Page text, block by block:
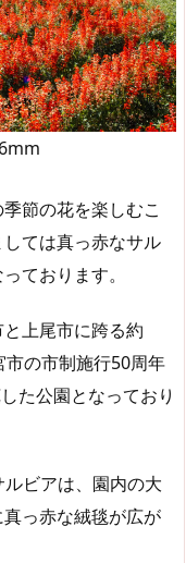
節の花を楽しむこ
ては真っ赤なサル
ております。
上尾市に跨る約
の市制施行50周年
た公園となっており
ビアは、園内の大
っ赤な絨毯が広が